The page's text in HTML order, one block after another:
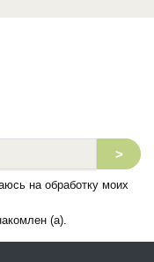
>
на обработку моих
(а).